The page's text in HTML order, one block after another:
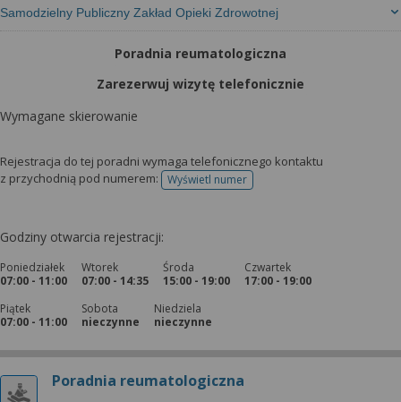
Samodzielny Publiczny Zakład Opieki Zdrowotnej
Poradnia reumatologiczna
Zarezerwuj wizytę telefonicznie
Wymagane skierowanie
Rejestracja do tej poradni wymaga telefonicznego kontaktu
z przychodnią pod numerem:
Wyświetl numertelefonu do rejestracji
Godziny otwarcia rejestracji:
Poniedziałek
07:00 - 11:00
Wtorek
07:00 - 14:35
Środa
15:00 - 19:00
Czwartek
17:00 - 19:00
Piątek
07:00 - 11:00
Sobota
nieczynne
Niedziela
nieczynne
Poradnia reumatologiczna